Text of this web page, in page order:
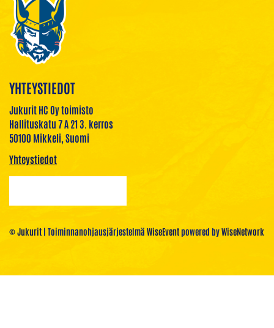
YHTEYSTIEDOT
Jukurit HC Oy toimisto
Hallituskatu 7 A 21 3. kerros
50100 Mikkeli, Suomi
Yhteystiedot
© Jukurit | Toiminnanohjausjärjestelmä WiseEventpowered byWiseNetwork